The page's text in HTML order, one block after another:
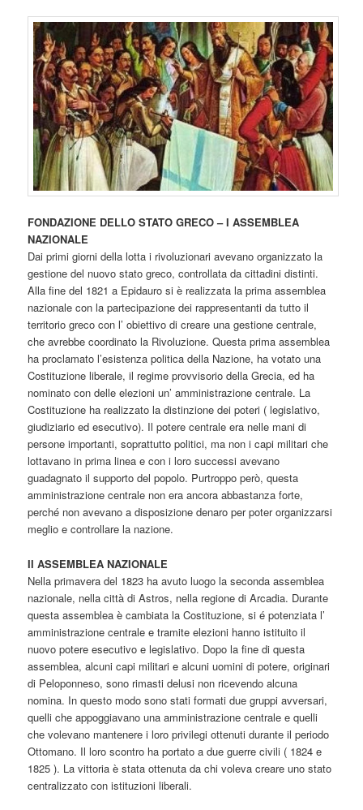
FONDAZIONE DELLO STATO GRECO – I ASSEMBLEA
NAZIONALE
Dai primi giorni della lotta i rivoluzionari avevano organizzato la
gestione del nuovo stato greco, controllata da cittadini distinti.
Alla fine del 1821 a Epidauro si è realizzata la prima assemblea
nazionale con la partecipazione dei rappresentanti da tutto il
territorio greco con l’ obiettivo di creare una gestione centrale,
che avrebbe coordinato la Rivoluzione. Questa prima assemblea
ha proclamato l’esistenza politica della Nazione, ha votato una
Costituzione liberale, il regime provvisorio della Grecia, ed ha
nominato con delle elezioni un’ amministrazione centrale. La
Costituzione ha realizzato la distinzione dei poteri ( legislativo,
giudiziario ed esecutivo). Il potere centrale era nelle mani di
persone importanti, soprattutto politici, ma non i capi militari che
lottavano in prima linea e con i loro successi avevano
guadagnato il supporto del popolo. Purtroppo però, questa
amministrazione centrale non era ancora abbastanza forte,
perché non avevano a disposizione denaro per poter organizzarsi
meglio e controllare la nazione.
II ASSEMBLEA NAZIONALE
Nella primavera del 1823 ha avuto luogo la seconda assemblea
nazionale, nella città di Astros, nella regione di Arcadia. Durante
questa assemblea è cambiata la Costituzione, si é potenziata l’
amministrazione centrale e tramite elezioni hanno istituito il
nuovo potere esecutivo e legislativo. Dopo la fine di questa
assemblea, alcuni capi militari e alcuni uomini di potere, originari
di Peloponneso, sono rimasti delusi non ricevendo alcuna
nomina. In questo modo sono stati formati due gruppi avversari,
quelli che appoggiavano una amministrazione centrale e quelli
che volevano mantenere i loro privilegi ottenuti durante il periodo
Ottomano. Il loro scontro ha portato a due guerre civili ( 1824 e
1825 ). La vittoria è stata ottenuta da chi voleva creare uno stato
centralizzato con istituzioni liberali.